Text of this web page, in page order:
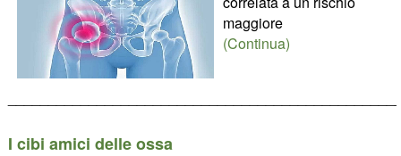
maggiore
(Continua)
I cibi amici delle ossa